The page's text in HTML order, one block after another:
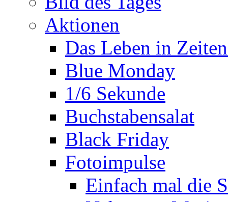
Aktionen
Das Leben in
Blue Monday
1/6 Sekunde
Buchstabensalat
Black Friday
Fotoimpulse
Einfach mal die